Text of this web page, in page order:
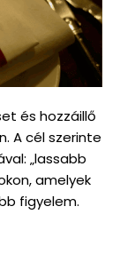
és hozzáillő
A cél szerinte
„lassabb
amelyek
figyelem.